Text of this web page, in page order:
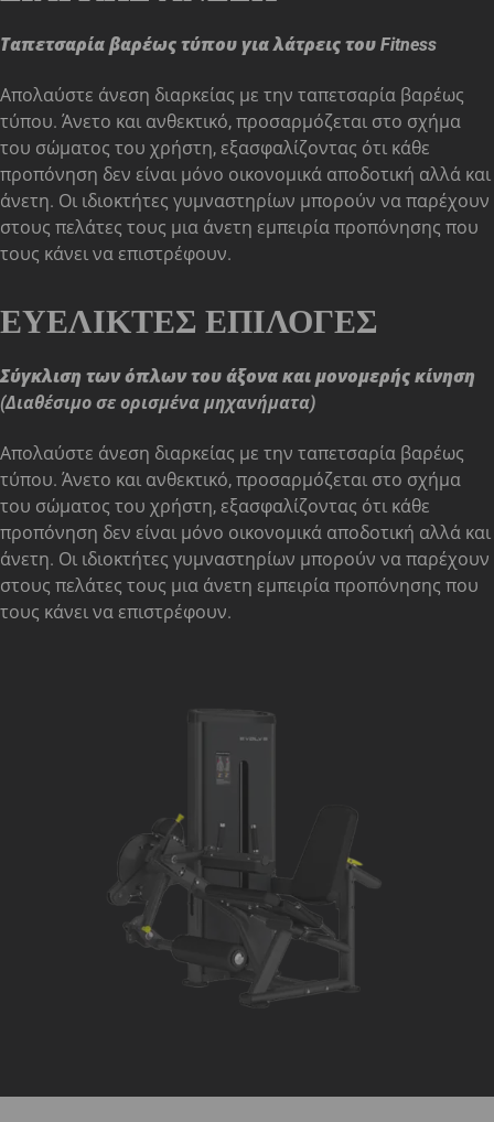
Ταπετσαρία βαρέως τύπου για λάτρεις του Fitness
Απολαύστε άνεση διαρκείας με την ταπετσαρία βαρέως
τύπου. Άνετο και ανθεκτικό, προσαρμόζεται στο σχήμα
του σώματος του χρήστη, εξασφαλίζοντας ότι κάθε
προπόνηση δεν είναι μόνο οικονομικά αποδοτική αλλά και
άνετη. Οι ιδιοκτήτες γυμναστηρίων μπορούν να παρέχουν
στους πελάτες τους μια άνετη εμπειρία προπόνησης που
τους κάνει να επιστρέφουν.
ΕΥΈΛΙΚΤΕΣ ΕΠΙΛΟΓΈΣ
Σύγκλιση των όπλων του άξονα και μονομερής κίνηση
(Διαθέσιμο σε ορισμένα μηχανήματα)
Απολαύστε άνεση διαρκείας με την ταπετσαρία βαρέως
τύπου. Άνετο και ανθεκτικό, προσαρμόζεται στο σχήμα
του σώματος του χρήστη, εξασφαλίζοντας ότι κάθε
προπόνηση δεν είναι μόνο οικονομικά αποδοτική αλλά και
άνετη. Οι ιδιοκτήτες γυμναστηρίων μπορούν να παρέχουν
στους πελάτες τους μια άνετη εμπειρία προπόνησης που
τους κάνει να επιστρέφουν.